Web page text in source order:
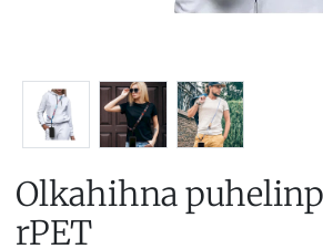
Olkahihna
rPET